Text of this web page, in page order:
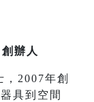
辦人
2007年創
具到空間